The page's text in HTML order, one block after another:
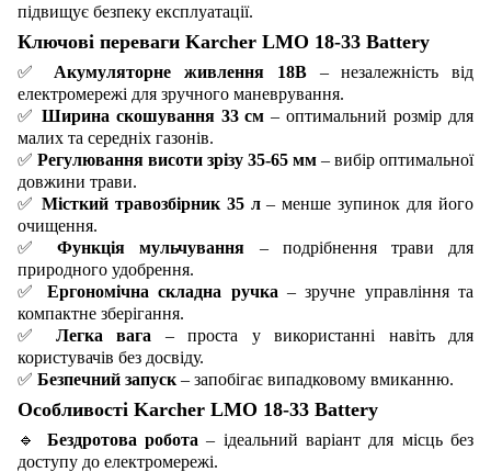
підвищує безпеку експлуатації.
Ключові переваги Karcher LMO 18-33 Battery
✅ Акумуляторне живлення 18В– незалежність від
електромережі для зручного маневрування.
✅ Ширина скошування 33 см – оптимальний розмір для
малих та середніх газонів.
✅ Регулювання висоти зрізу 35-65 мм – вибір оптимальної
довжини трави.
✅ Місткий травозбірник 35 л– менше зупинок для його
очищення.
✅
Функція мульчування – подрібнення трави для
природного удобрення.
✅
Ергономічна складна ручка – зручне управління та
компактне зберігання.
✅
Легка вага – проста у використанні навіть для
користувачів без досвіду.
✅ Безпечний запуск – запобігає випадковому вмиканню.
Особливості Karcher LMO 18-33 Battery
🔹 Бездротова робота – ідеальний варіант для місць без
доступу до електромережі.